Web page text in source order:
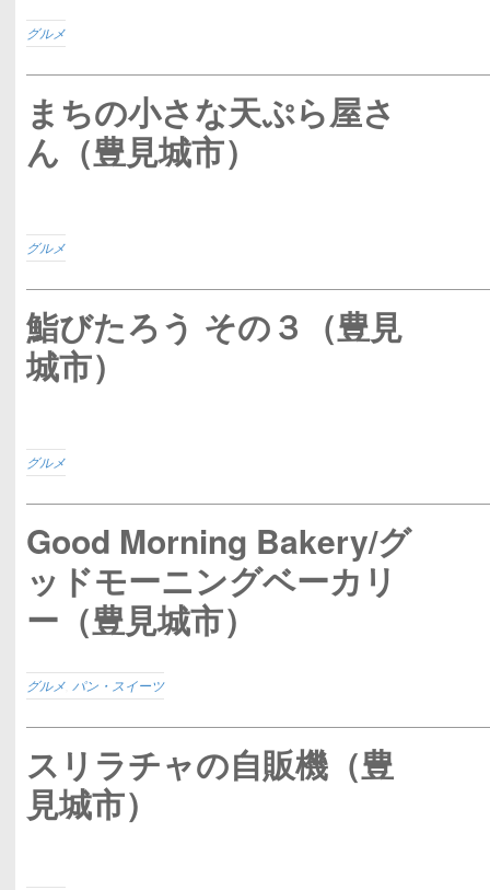
グルメ
まちの小さな天ぷら屋さ
ん（豊見城市）
グルメ
鮨びたろう その３（豊見
城市）
グルメ
Good Morning Bakery/グ
ッドモーニングベーカリ
ー（豊見城市）
グルメ パン・スイーツ
スリラチャの自販機（豊
見城市）